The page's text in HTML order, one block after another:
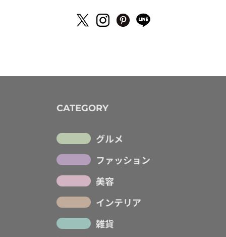
CATEGORY
グルメ
ファッション
美容
インテリア
雑貨